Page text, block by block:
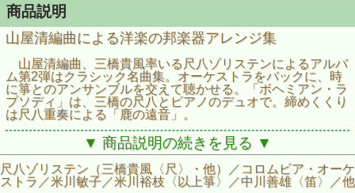
商品説明
山屋清編曲による洋楽の邦楽器アレンジ集
山屋清編曲、三橋貴風率いる尺八ゾリステンによるアルバ
ム第2弾はクラシック名曲集。オーケストラをバックに、時
に箏とのアンサンブルを交えて聴かせる。「ボヘミアン・ラ
プソディ」は、三橋の尺八とピアノのデュオで。締めくくり
は尺八重奏による「鹿の遠音」。
▼ 商品説明の続きを見る ▼
尺八ゾリステン（三橋貴風〈尺〉・他）／コロムビア・オーケ
ストラ／米川敏子／米川裕枝〈以上箏〉／中川善雄〈笛〉／他